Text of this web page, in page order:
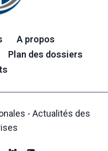
A propos
Plan des dossiers
- Actualités des